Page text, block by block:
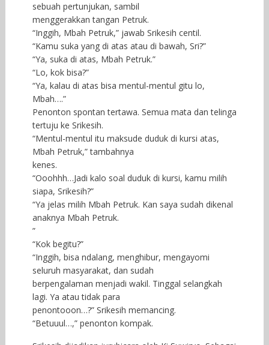
sebuah pertunjukan, sambil
menggerakkan tangan Petruk.
“Inggih, Mbah Petruk,” jawab Srikesih centil.
“Kamu suka yang di atas atau di bawah, Sri?”
“Ya, suka di atas, Mbah Petruk.”
“Lo, kok bisa?”
“Ya, kalau di atas bisa mentul-mentul gitu lo,
Mbah….”
Penonton spontan tertawa. Semua mata dan telinga
tertuju ke Srikesih.
“Mentul-mentul itu maksude duduk di kursi atas,
Mbah Petruk,” tambahnya
kenes.
“Ooohhh…Jadi kalo soal duduk di kursi, kamu milih
siapa, Srikesih?”
“Ya jelas milih Mbah Petruk. Kan saya sudah dikenal
anaknya Mbah Petruk.
”
“Kok begitu?”
“Inggih, bisa ndalang, menghibur, mengayomi
seluruh masyarakat, dan sudah
berpengalaman menjadi wakil. Tinggal selangkah
lagi. Ya atau tidak para
penontooon…?” Srikesih memancing.
“Betuuul…,” penonton kompak.